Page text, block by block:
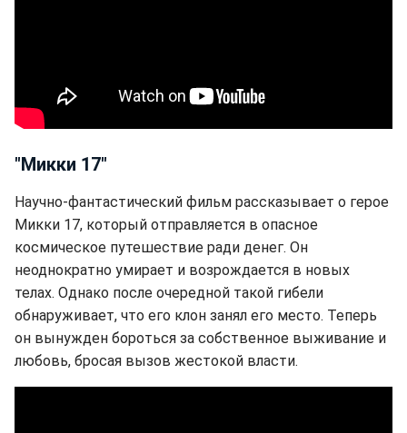
"Микки 17"
Научно-фантастический фильм рассказывает о герое
Микки 17, который отправляется в опасное
космическое путешествие ради денег. Он
неоднократно умирает и возрождается в новых
телах. Однако после очередной такой гибели
обнаруживает, что его клон занял его место. Теперь
он вынужден бороться за собственное выживание и
любовь, бросая вызов жестокой власти.